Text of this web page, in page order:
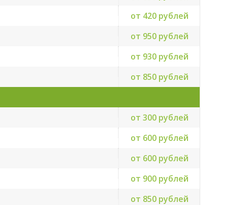
от 420 рублей
от 950 рублей
от 930 рублей
от 850 рублей
от 300 рублей
от 600 рублей
от 600 рублей
от 900 рублей
от 850 рублей